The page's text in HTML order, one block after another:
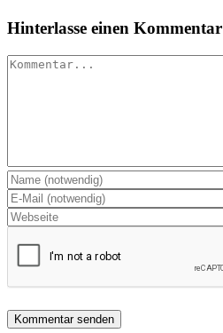
Hinterlasse einen Kommentar
Kommentar